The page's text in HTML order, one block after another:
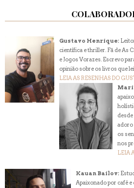
Gustavo Henrique:
científica e thriller. Fã de As
e Jogos Vorazes. Escrevo
opinião sobre os livros que
LEIA AS RESENHAS DO
adoro
os
nos
LEIA
Kauan Bailov:
Apaixonado por café e